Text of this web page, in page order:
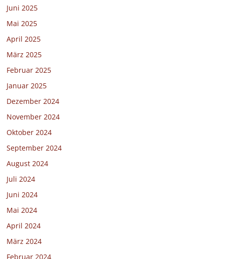
Juni 2025
Mai 2025
April 2025
März 2025
Februar 2025
Januar 2025
Dezember 2024
November 2024
Oktober 2024
September 2024
August 2024
Juli 2024
Juni 2024
Mai 2024
April 2024
März 2024
Februar 2024